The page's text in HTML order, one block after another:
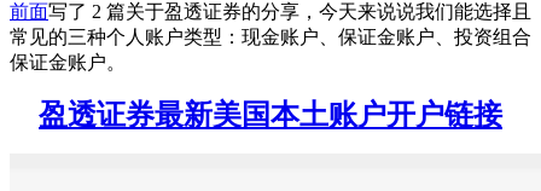
前面写了 2 篇关于盈透证券的分享，今天来说说我们能选择且
常见的三种个人账户类型：现金账户、保证金账户、投资组合
保证金账户。
盈透证券最新美国本土账户开户链接